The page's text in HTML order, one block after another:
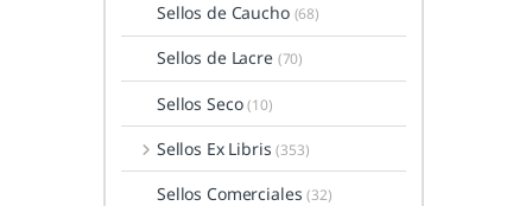
Sellos de Caucho (68)
Sellos de Lacre (70)
Sellos Seco(10)
Sellos Ex Libris(353)
Sellos Comerciales(32)